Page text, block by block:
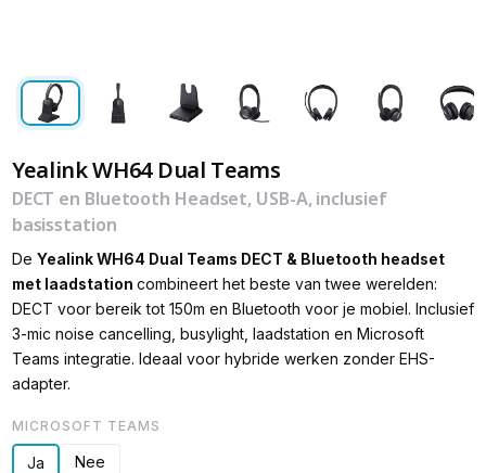
Yealink WH64 Dual Teams
DECT en Bluetooth Headset, USB-A, inclusief
basisstation
De YealinkWH64 Dual Teams DECT & Bluetooth headset
met laadstation combineert het beste van twee werelden:
DECT voor bereik tot 150m en Bluetooth voor je mobiel. Inclusief
3-mic noise cancelling, busylight, laadstation en Microsoft
Teams integratie. Ideaal voor hybride werken zonder EHS-
adapter.
MICROSOFT TEAMS
Ja Nee